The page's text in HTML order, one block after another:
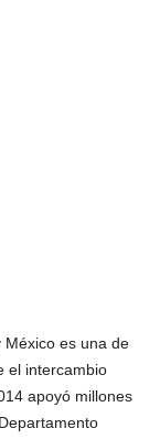
México es una de
el intercambio
apoyó millones